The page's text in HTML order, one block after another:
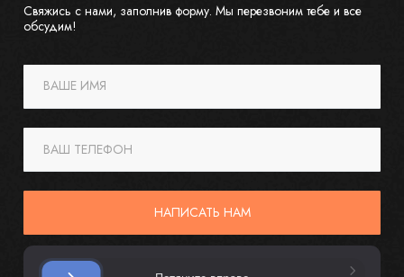
Свяжись с нами, заполнив форму. Мы перезвоним тебе и все
обсудим!
ВАШЕ ИМЯ
ВАШ ТЕЛЕФОН
НАПИСАТЬ НАМ